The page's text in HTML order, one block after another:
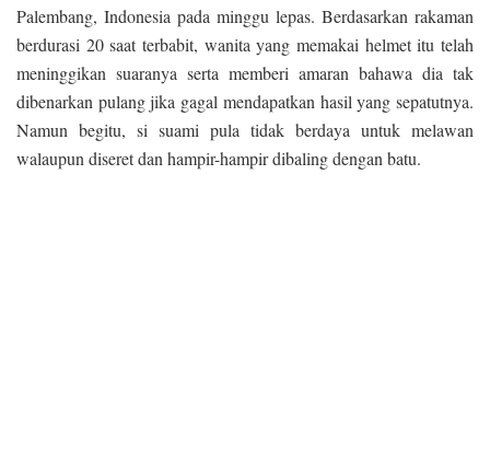
Palembang, Indonesia pada minggu lepas. Berdasarkan rakaman
berdurasi 20 saat terbabit, wanita yang memakai helmet itu telah
meninggikan suaranya serta memberi amaran bahawa dia tak
dibenarkan pulang jika gagal mendapatkan hasil yang sepatutnya.
Namun begitu, si suami pula tidak berdaya untuk melawan
walaupun diseret dan hampir-hampir dibaling dengan batu.